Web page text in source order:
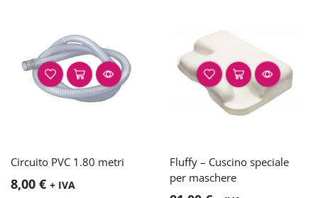
Circuito PVC 1.80 metri
8,00 € + IVA
Fluffy – Cuscino speciale
per maschere